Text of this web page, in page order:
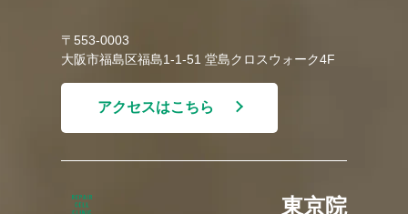
〒553-0003
大阪市福島区福島1-1-51 堂島クロスウォーク4F
アクセスはこちら
東京院